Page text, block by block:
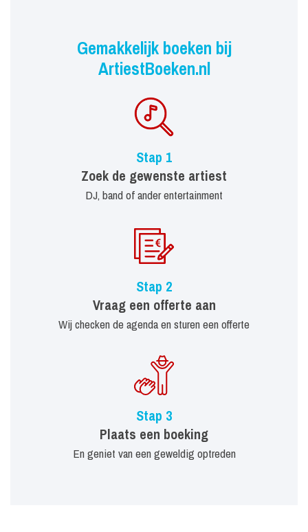
Gemakkelijk boeken bij
ArtiestBoeken.nl
Stap 1
Zoek de gewenste artiest
DJ, band of ander entertainment
Stap 2
Vraag een offerte aan
Wij checken de agenda en sturen een offerte
Stap 3
Plaats een boeking
En geniet van een geweldig optreden